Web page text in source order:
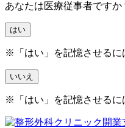
あなたは医療従事者ですか
はい
※「はい」を記憶させるに
いいえ
※「はい」を記憶させるに